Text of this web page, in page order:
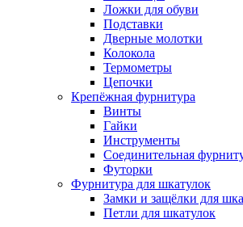
Ложки для обуви
Подставки
Дверные молотки
Колокола
Термометры
Цепочки
Крепёжная фурнитура
Винты
Гайки
Инструменты
Соединительная
Футорки
Фурнитура для шкатулок
Замки и защёлки для
Петли для шкатулок